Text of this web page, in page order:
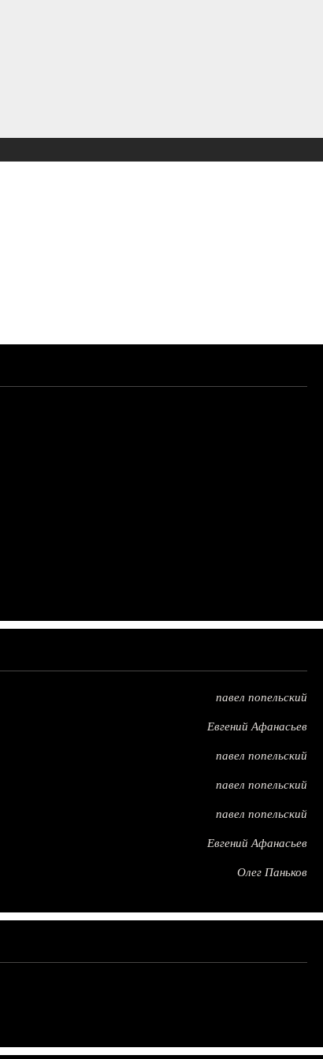
павел попельский
Евгений Афанасьев
павел попельский
павел попельский
павел попельский
Евгений Афанасьев
Олег Паньков